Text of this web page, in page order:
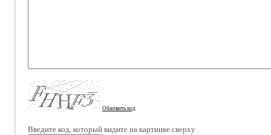
Обновить код
Введите код, который видите на картинке сверху